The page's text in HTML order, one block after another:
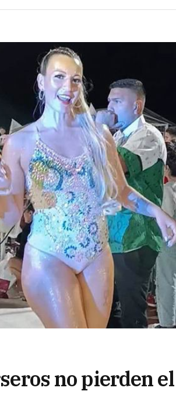
no pierden